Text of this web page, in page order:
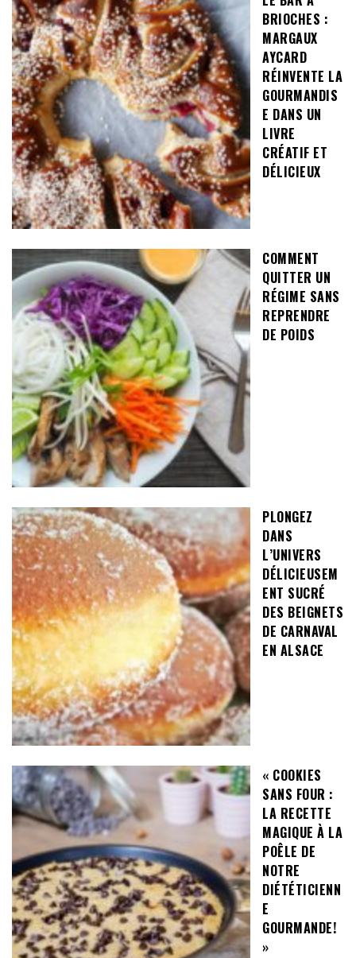
BRIOCHES :
MARGAUX
AYCARD
RÉINVENTE LA
GOURMANDIS
E DANS UN
LIVRE
CRÉATIF ET
DÉLICIEUX
COMMENT
QUITTER UN
RÉGIME SANS
REPRENDRE
DE POIDS
PLONGEZ
DANS
L’UNIVERS
DÉLICIEUSEM
ENT SUCRÉ
DES BEIGNETS
DE CARNAVAL
EN ALSACE
« COOKIES
SANS FOUR :
LA RECETTE
MAGIQUE À LA
POÊLE DE
NOTRE
DIÉTÉTICIENN
E
GOURMANDE!
»